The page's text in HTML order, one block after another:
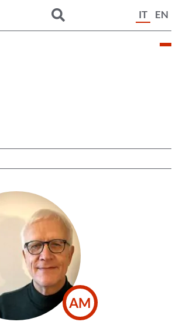
IT EN
AM